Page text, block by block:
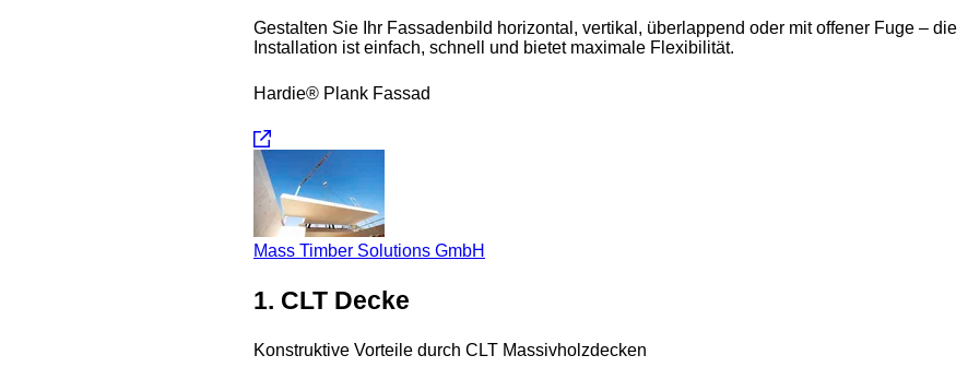
Gestalten Sie Ihr Fassadenbild horizontal, vertikal, überlappend oder mit offener Fuge – die
Installation ist einfach, schnell und bietet maximale Flexibilität.
Hardie® Plank Fassad
Mass Timber Solutions GmbH
1. CLT Decke
Konstruktive Vorteile durch CLT Massivholzdecken